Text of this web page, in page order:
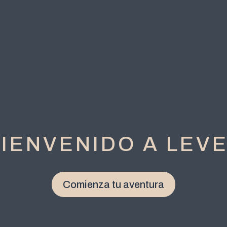
A
Comienza tu aventura